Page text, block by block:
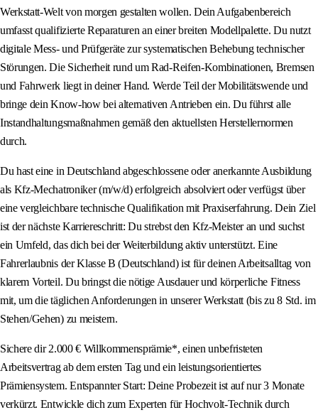
Werkstatt-Welt von morgen gestalten wollen. Dein Aufgabenbereich
umfasst qualifizierte Reparaturen an einer breiten Modellpalette. Du nutzt
digitale Mess- und Prüfgeräte zur systematischen Behebung technischer
Störungen. Die Sicherheit rund um Rad-Reifen-Kombinationen, Bremsen
und Fahrwerk liegt in deiner Hand. Werde Teil der Mobilitätswende und
bringe dein Know-how bei alternativen Antrieben ein. Du führst alle
Instandhaltungsmaßnahmen gemäß den aktuellsten Herstellernormen
durch.
Du hast eine in Deutschland abgeschlossene oder anerkannte Ausbildung
als Kfz-Mechatroniker (m/w/d) erfolgreich absolviert oder verfügst über
eine vergleichbare technische Qualifikation mit Praxiserfahrung. Dein Ziel
ist der nächste Karriereschritt: Du strebst den Kfz-Meister an und suchst
ein Umfeld, das dich bei der Weiterbildung aktiv unterstützt. Eine
Fahrerlaubnis der Klasse B (Deutschland) ist für deinen Arbeitsalltag von
klarem Vorteil. Du bringst die nötige Ausdauer und körperliche Fitness
mit, um die täglichen Anforderungen in unserer Werkstatt (bis zu 8 Std. im
Stehen/Gehen) zu meistern.
Sichere dir 2.000 € Willkommensprämie*, einen unbefristeten
Arbeitsvertrag ab dem ersten Tag und ein leistungsorientiertes
Prämiensystem. Entspannter Start: Deine Probezeit ist auf nur 3 Monate
verkürzt. Entwickle dich zum Experten für Hochvolt-Technik durch